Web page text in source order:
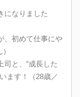
になりました
、初めて仕事にや
と、”成長した
ます！（28歳／